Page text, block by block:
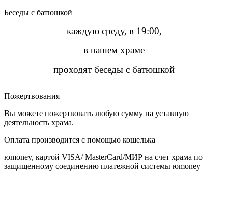
Беседы с батюшкой
каждую среду, в 19:00,
в нашем храме
проходят беседы с батюшкой
Пожертвования
Вы можете пожертвовать любую сумму на уставную
деятельность храма.
Оплата производится с помощью кошелька
юmoney, картой VISA/ MasterCard/МИР на счет храма по
защищенному соединению платежной системы юmoney